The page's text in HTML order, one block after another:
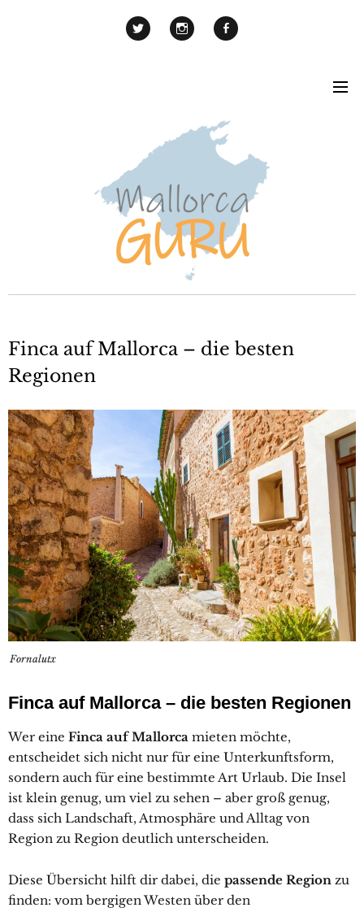
Finca auf Mallorca – die besten
Regionen
Fornalutx
Finca auf Mallorca – die besten Regionen
Wer eine Finca auf Mallorca mieten möchte,
entscheidet sich nicht nur für eine Unterkunftsform,
sondern auch für eine bestimmte Art Urlaub. Die Insel
ist klein genug, um viel zu sehen – aber groß genug,
dass sich Landschaft, Atmosphäre und Alltag von
Region zu Region deutlich unterscheiden.
Diese Übersicht hilft dir dabei, die passende Region zu
finden: vom bergigen Westen über den